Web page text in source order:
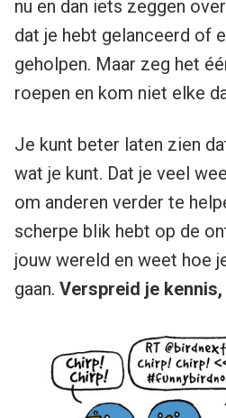
nu en dan iets zeggen
dat je hebt gelanceerd of
geholpen. Maar zeg het
roepen en kom niet elke
Je kunt beter laten zien
wat je kunt. Dat je veel
om anderen verder te
scherpe blik hebt op de
jouw wereld en weet hoe
gaan. Verspreid je